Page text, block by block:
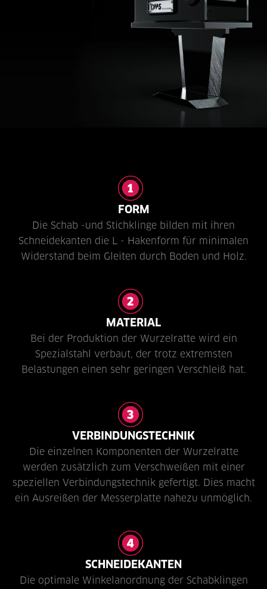
FORM
Die Schab -und Stichklinge bilden mit ihren
Schneidekanten die L - Hakenform für minimalen
Widerstand beim Gleiten durch Boden und Holz.
MATERIAL
Bei der Produktion der Wurzelratte wird ein
Spezialstahl verbaut, der trotz extremsten
Belastungen einen sehr geringen Verschleiß hat.
VERBINDUNGSTECHNIK
Die einzelnen Komponenten der Wurzelratte
werden zusätzlich zum Verschweißen mit einer
speziellen Verbindungstechnik gefertigt. Dies macht
ein Ausreißen der Messerplatte nahezu unmöglich.
SCHNEIDEKANTEN
Die optimale Winkelanordnung der Schabklingen